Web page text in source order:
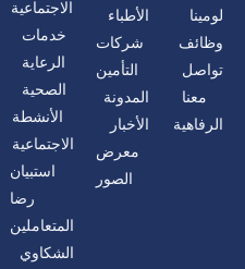
لومينا
وظائف
تواصل
معنا
الرفاهية
الأطباء
شركات
التأمين
المدونة
الأخبار
معرض
الصور
الاجتماعية
خدمات
الرعاية
الصحية
الأنشطة
الاجتماعية
استبيان
رضا
المتعاملين
الشكاوي